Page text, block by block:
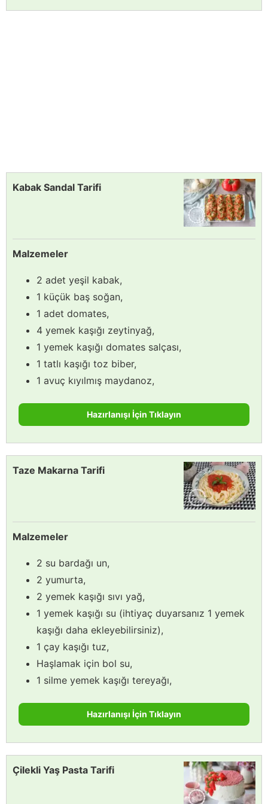
Kabak Sandal Tarifi
Malzemeler
2 adet yeşil kabak,
1 küçük baş soğan,
1 adet domates,
4 yemek kaşığı zeytinyağ,
1 yemek kaşığı domates salçası,
1 tatlı kaşığı toz biber,
1 avuç kıyılmış maydanoz,
Hazırlanışı İçin Tıklayın
Taze Makarna Tarifi
Malzemeler
2 su bardağı un,
2 yumurta,
2 yemek kaşığı sıvı yağ,
1 yemek kaşığı su (ihtiyaç duyarsanız 1 yemek
kaşığı daha ekleyebilirsiniz),
1 çay kaşığı tuz,
Haşlamak için bol su,
1 silme yemek kaşığı tereyağı,
Hazırlanışı İçin Tıklayın
Çilekli Yaş Pasta Tarifi